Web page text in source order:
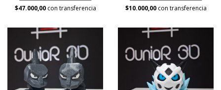
$47.000,00con transferencia $10.000,00con transferencia